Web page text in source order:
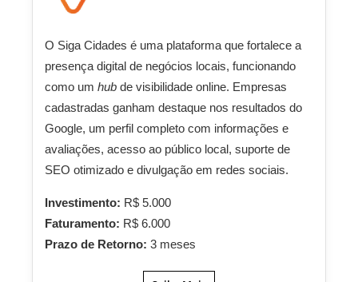
O Siga Cidades é uma plataforma que fortalece a
presença digital de negócios locais, funcionando
como um hub de visibilidade online. Empresas
cadastradas ganham destaque nos resultados do
Google, um perfil completo com informações e
avaliações, acesso ao público local, suporte de
SEO otimizado e divulgação em redes sociais.
Investimento: R$ 5.000
Faturamento: R$ 6.000
Prazo de Retorno: 3 meses